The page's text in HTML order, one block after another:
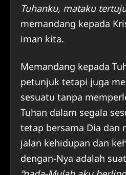
Tuhanku, mataku
memandang kepada
iman kita.
Memandang kepada
petunjuk tetapi juga
sesuatu tanpa
Tuhan dalam segala
tetap bersama Dia dan
jalan kehidupan dan
dengan-Nya adalah